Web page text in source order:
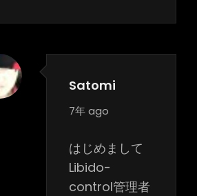
Satomi
says:
7年 ago
はじめまして
Libido-
control管理者